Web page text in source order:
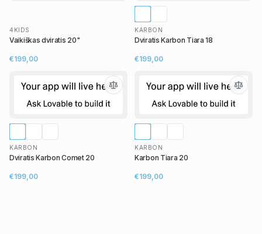
4KIDS
Vaikiškas dviratis 20"
€199,00
KARBON
Dviratis Karbon Tiara 18
€199,00
KARBON
Dviratis Karbon Comet 20
€199,00
KARBON
Karbon Tiara 20
€199,00